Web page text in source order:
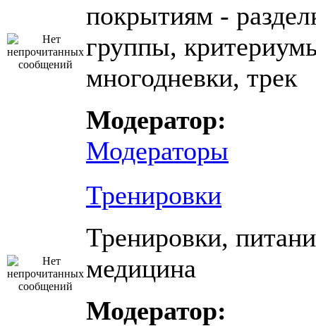
покрытиям -
группы,
многодневки, трек
Модератор:
Модераторы
Тренировки
Тренировки,
медицина
Модератор: